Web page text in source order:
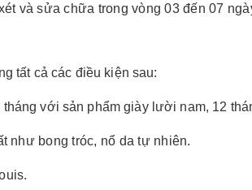
và sửa chữa trong vòng 03 đến 07
tất cả các điều kiện sau:
với sản phẩm giày lười nam, 12
như bong tróc, nổ da tự nhiên.